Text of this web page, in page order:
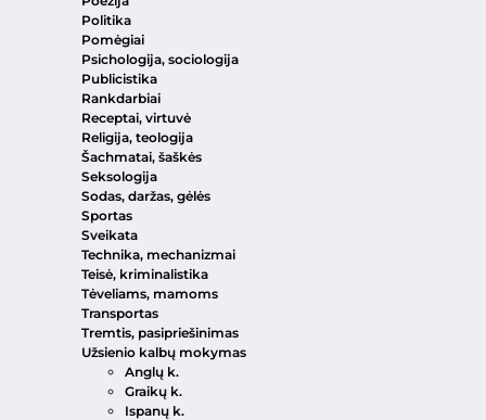
Politika
Pomėgiai
Psichologija, sociologija
Publicistika
Rankdarbiai
Receptai, virtuvė
Religija, teologija
Šachmatai, šaškės
Seksologija
Sodas, daržas, gėlės
Sportas
Sveikata
Technika, mechanizmai
Teisė, kriminalistika
Tėveliams, mamoms
Transportas
Tremtis, pasipriešinimas
Užsienio kalbų mokymas
Anglų k.
Graikų k.
Ispanų k.